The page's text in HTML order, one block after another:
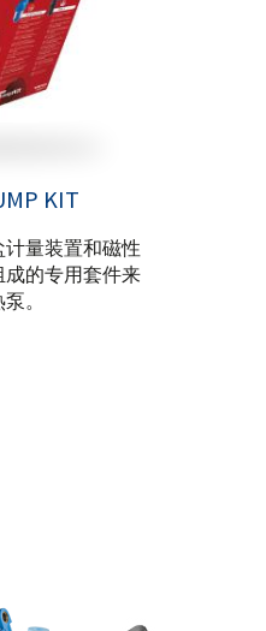
KIT
量装置和磁性
的专用套件来
。